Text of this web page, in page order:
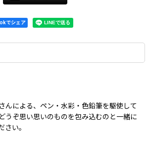
でシェア
んによる、ペン・水彩・色鉛筆を駆使して
うぞ思い思いのものを包み込むのと一緒に
さい。